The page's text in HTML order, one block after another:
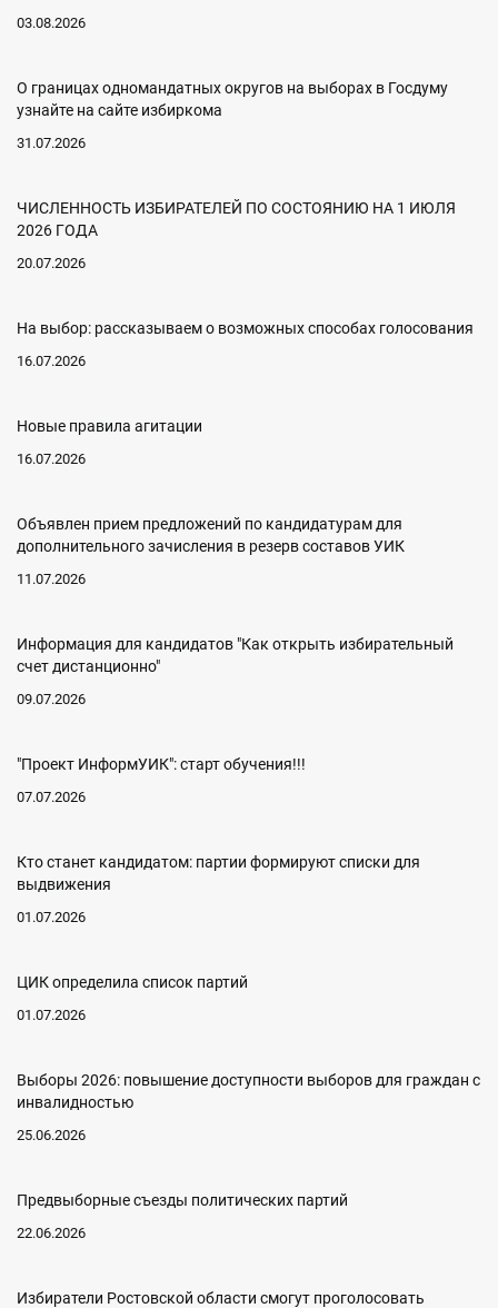
03.08.2026
О границах одномандатных округов на выборах в Госдуму
узнайте на сайте избиркома
31.07.2026
ЧИСЛЕННОСТЬ ИЗБИРАТЕЛЕЙ ПО СОСТОЯНИЮ НА 1 ИЮЛЯ
2026 ГОДА
20.07.2026
На выбор: рассказываем о возможных способах голосования
16.07.2026
Новые правила агитации
16.07.2026
Объявлен прием предложений по кандидатурам для
дополнительного зачисления в резерв составов УИК
11.07.2026
Информация для кандидатов "Как открыть избирательный
счет дистанционно"
09.07.2026
"Проект ИнформУИК": старт обучения!!!
07.07.2026
Кто станет кандидатом: партии формируют списки для
выдвижения
01.07.2026
ЦИК определила список партий
01.07.2026
Выборы 2026: повышение доступности выборов для граждан с
инвалидностью
25.06.2026
Предвыборные съезды политических партий
22.06.2026
Избиратели Ростовской области смогут проголосовать